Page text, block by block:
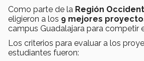
Como parte de la Región
eligieron a los 9 mejores
campus Guadalajara para competir
Los criterios para evaluar a los
estudiantes fueron: